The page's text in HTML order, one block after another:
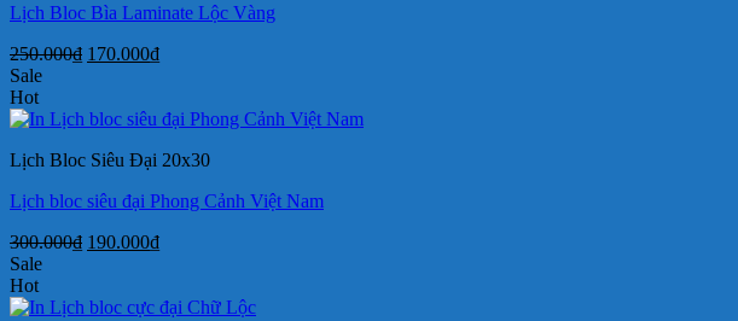
Lịch Bloc Bìa Laminate Lộc Vàng
250.000₫ Giá
250.000₫.
170.000₫Giá
là:
Sale
Hot
Lịch Bloc Siêu Đại 20x30
Lịch bloc siêu đại Phong Cảnh Việt Nam
300.000₫ Giá
300.000₫.
190.000₫Giá
là:
Sale
Hot